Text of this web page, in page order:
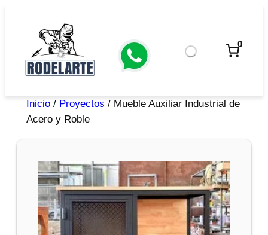
0
Inicio/ Proyectos / Mueble Auxiliar Industrial de
Acero y Roble